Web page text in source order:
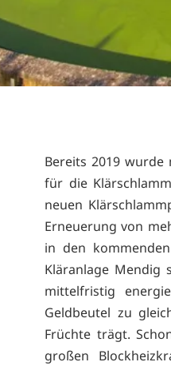
Bereits 2019
für die
neuen
Erneuerung von
in den
Kläranlage Mendig
mittelfristig
Geldbeutel zu
Früchte trägt.
großen